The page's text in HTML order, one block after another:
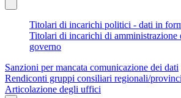
Titolari di incarichi politici - dati in
Titolari di incarichi di amministrazione
governo
Sanzioni per mancata comunicazione dei dati
Rendiconti gruppi consiliari regionali/
Articolazione degli uffici